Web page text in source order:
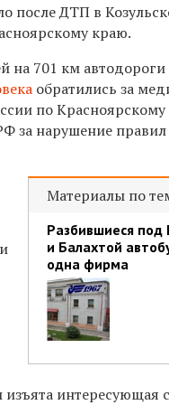
после ДТП в
краю.
на 701 км
обратились за
по
за нарушение
Материалы по
Разбившиеся под
и Балахтой
одна фирма
интересующая